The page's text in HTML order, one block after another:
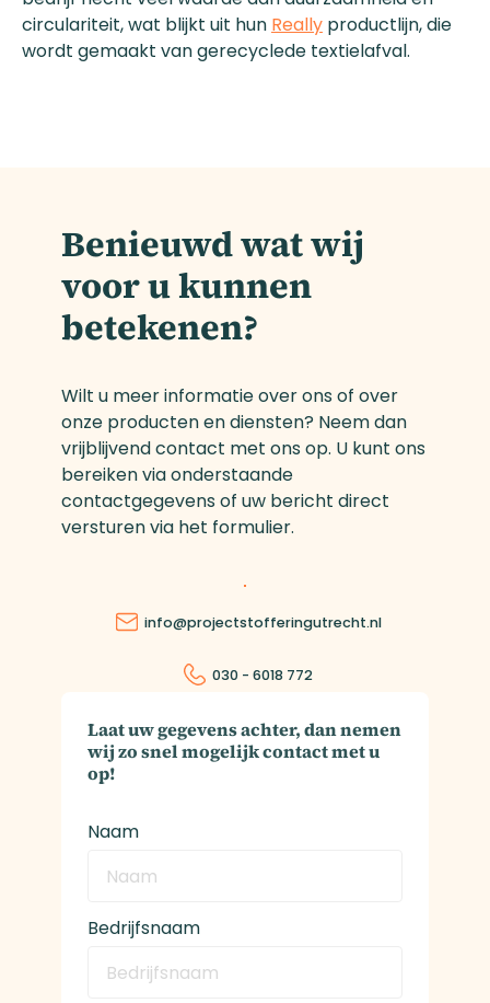
circulariteit, wat blijkt uit hun Really productlijn, die
wordt gemaakt van gerecyclede textielafval.
Benieuwd wat wij
voor u kunnen
betekenen?
Wilt u meer informatie over ons of over
onze producten en diensten? Neem dan
vrijblijvend contact met ons op. U kunt ons
bereiken via onderstaande
contactgegevens of uw bericht direct
versturen via het formulier.
info@projectstofferingutrecht.nl
030 - 6018 772
Laat uw gegevens achter, dan nemen
wij zo snel mogelijk contact met u
op!
Naam
Bedrijfsnaam